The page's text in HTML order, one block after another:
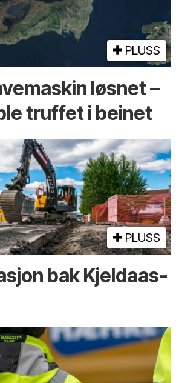
PLUSS
løsnet –
truffet i beinet
PLUSS
bak Kjeldaas-